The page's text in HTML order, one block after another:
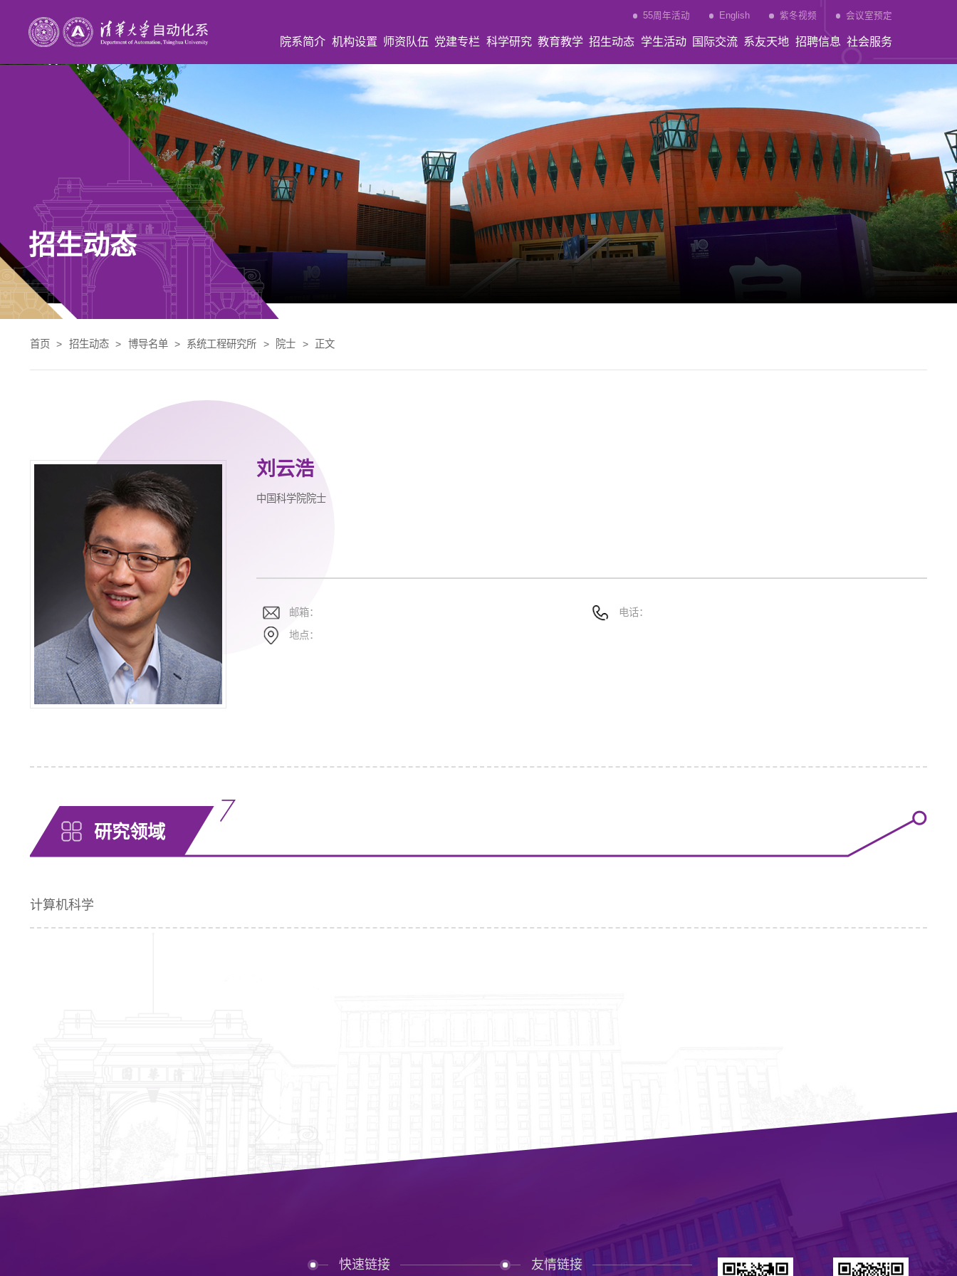
55周年活动 English 紫冬视频 会议室预定
院系简介 机构设置 师资队伍 党建专栏 科学研究 教育教学 招生动态 学生活动 国际交流 系友天地 招聘信息 社会服务
招生动态
首页 > 招生动态 > 博导名单 > 系统工程研究所 > 院士 > 正文
刘云浩
中国科学院院士
邮箱：
电话：
地点：
研究领域
计算机科学
快速链接 友情链接